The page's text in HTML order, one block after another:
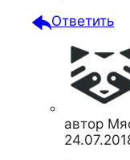
Ответить
автор